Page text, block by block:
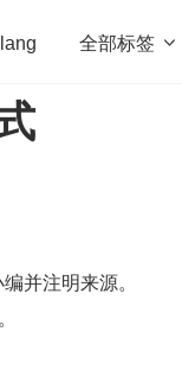
全部标签 
Web3.0
并注明来源。